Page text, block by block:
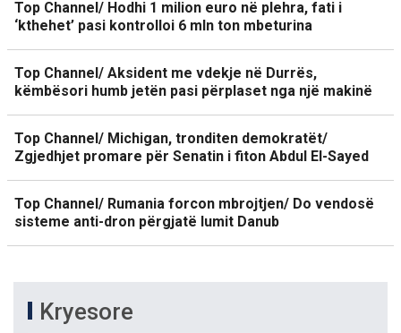
Top Channel/ Hodhi 1 milion euro në plehra, fati i
‘kthehet’ pasi kontrolloi 6 mln ton mbeturina
Top Channel/ Aksident me vdekje në Durrës,
këmbësori humb jetën pasi përplaset nga një makinë
Top Channel/ Michigan, tronditen demokratët/
Zgjedhjet promare për Senatin i fiton Abdul El-Sayed
Top Channel/ Rumania forcon mbrojtjen/ Do vendosë
sisteme anti-dron përgjatë lumit Danub
Kryesore